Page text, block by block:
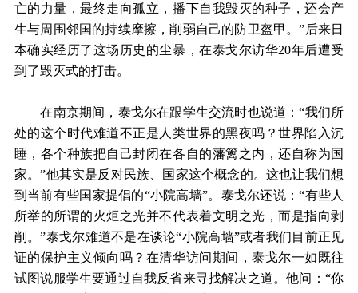
亡的力量，最终走向孤立，播下自我毁灭的种子，还会产
生与周围邻国的持续摩擦，削弱自己的防卫盔甲。”后来日
本确实经历了这场历史的尘暴，在泰戈尔访华20年后遭受
到了毁灭式的打击。
在南京期间，泰戈尔在跟学生交流时也说道：“我们所
处的这个时代难道不正是人类世界的黑夜吗？世界陷入沉
睡，各个种族把自己封闭在各自的藩篱之内，还自称为国
家。”他其实是反对民族、国家这个概念的。这也让我们想
到当前有些国家提倡的“小院高墙”。泰戈尔还说：“有些人
所举的所谓的火炬之光并不代表着文明之光，而是指向剥
削。”泰戈尔难道不是在谈论“小院高墙”或者我们目前正见
证的保护主义倾向吗？在清华访问期间，泰戈尔一如既往
试图说服学生要通过自我反省来寻找解决之道。他问：“你